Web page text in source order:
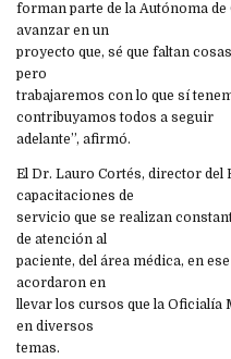
forman parte de la Autónoma
avanzar en un
proyecto que, sé que faltan
pero
trabajaremos con lo que sí
contribuyamos todos a seguir
adelante”, afirmó.
El Dr. Lauro Cortés, director
capacitaciones de
servicio que se realizan
de atención al
paciente, del área médica, en
acordaron en
llevar los cursos que la Oficialía
en diversos
temas.